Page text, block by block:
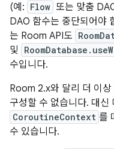
(예: Flow 또는 맞춤
DAO 함수는 중단되어야
는 Room API도
및
수입니다.
Room 2.x와 달리 더 이상
구성할 수 없습니다. 대신
CoroutineContext 를
수 있습니다.